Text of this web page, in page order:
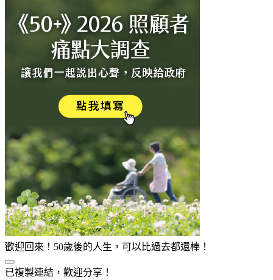
歡迎回來！50歲後的人生，可以比過去都還棒！
已複製連結，歡迎分享！